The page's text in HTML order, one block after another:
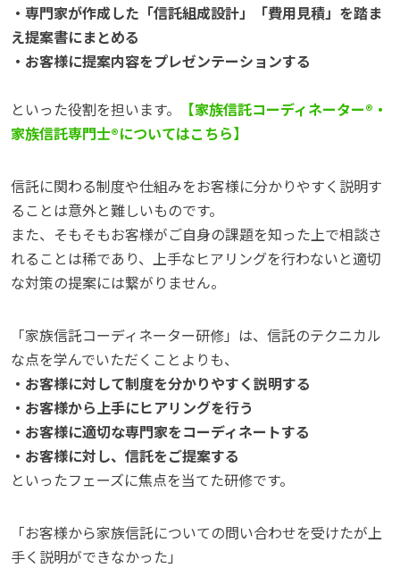
・専門家が作成した「信託組成設計」「費用見積」を踏ま
え提案書にまとめる
・お客様に提案内容をプレゼンテーションする
といった役割を担います。
【家族信託コーディネーター®・
家族信託専門士®についてはこちら】
信託に関わる制度や仕組みをお客様に分かりやすく説明す
ることは意外と難しいものです。
また、そもそもお客様がご自身の課題を知った上で相談さ
れることは稀であり、上手なヒアリングを行わないと適切
な対策の提案には繋がりません。
「家族信託コーディネーター研修」は、信託のテクニカル
な点を学んでいただくことよりも、
・お客様に対して制度を分かりやすく説明する
・お客様から上手にヒアリングを行う
・お客様に適切な専門家をコーディネートする
・お客様に対し、信託をご提案する
といったフェーズに焦点を当てた研修です。
「お客様から家族信託についての問い合わせを受けたが上
手く説明ができなかった」